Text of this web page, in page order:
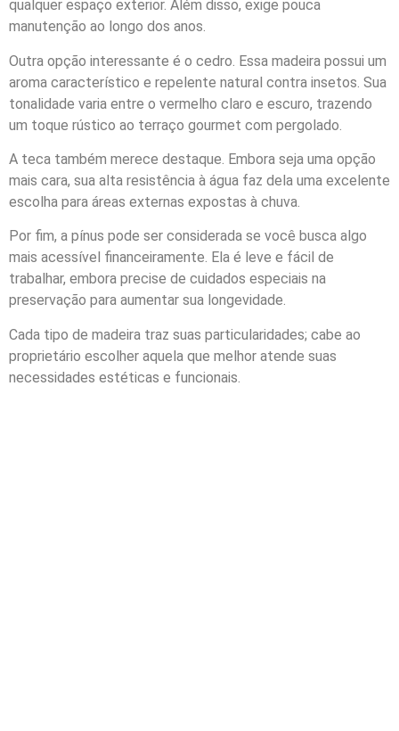
qualquer espaço exterior. Além disso, exige pouca
manutenção ao longo dos anos.
Outra opção interessante é o cedro. Essa madeira possui um
aroma característico e repelente natural contra insetos. Sua
tonalidade varia entre o vermelho claro e escuro, trazendo
um toque rústico ao terraço gourmet com pergolado.
A teca também merece destaque. Embora seja uma opção
mais cara, sua alta resistência à água faz dela uma excelente
escolha para áreas externas expostas à chuva.
Por fim, a pínus pode ser considerada se você busca algo
mais acessível financeiramente. Ela é leve e fácil de
trabalhar, embora precise de cuidados especiais na
preservação para aumentar sua longevidade.
Cada tipo de madeira traz suas particularidades; cabe ao
proprietário escolher aquela que melhor atende suas
necessidades estéticas e funcionais.